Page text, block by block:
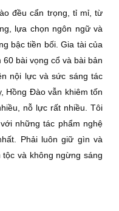
đều cẩn trọng, tỉ mỉ, từ
lựa chọn ngôn ngữ và
bậc tiền bối. Gia tài của
bài vọng cổ và bài bản
nội lực và sức sáng tác
Hồng Đào vẫn khiêm tốn
nỗ lực rất nhiều. Tôi
những tác phẩm nghệ
Phải luôn giữ gìn và
và không ngừng sáng